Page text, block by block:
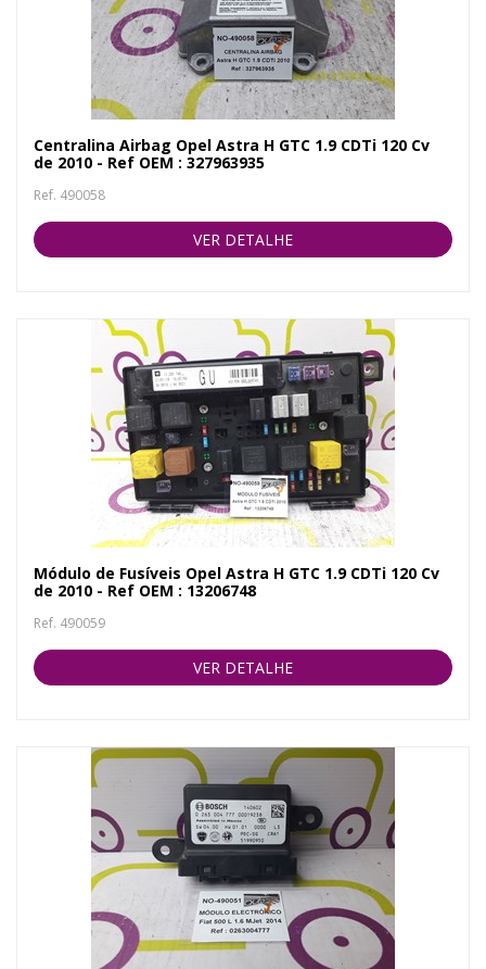
Centralina Airbag Opel Astra H GTC 1.9 CDTi 120 Cv
de 2010 - Ref OEM : 327963935
Ref. 490058
VER DETALHE
Módulo de Fusíveis Opel Astra H GTC 1.9 CDTi 120 Cv
de 2010 - Ref OEM : 13206748
Ref. 490059
VER DETALHE